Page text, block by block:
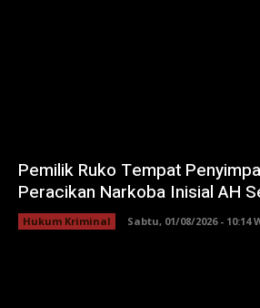
Pemilik Ruko Tempat
Peracikan Narkoba Inisial AH
Hukum Kriminal Sabtu, 01/08/2026 - 10:14